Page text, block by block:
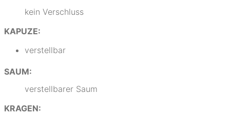
kein Verschluss
KAPUZE:
verstellbar
SAUM:
verstellbarer Saum
KRAGEN: